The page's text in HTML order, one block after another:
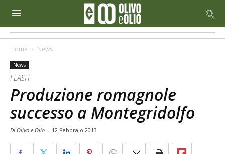
Home News
News
FLASH
Produzione romagnole
successo a Montegridolfo
Di Olivo e Olio - 12 Febbraio 2013